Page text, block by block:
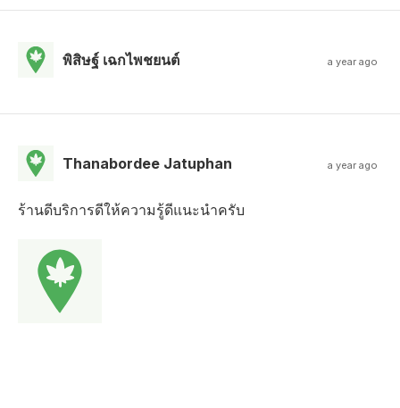
พิสิษฐ์ เฉกไพชยนต์ a year ago
Thanabordee Jatuphan a year ago
ร้านดีบริการดีให้ความรู้ดีแนะนำครับ